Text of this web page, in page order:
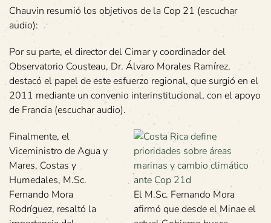
Chauvin resumió los objetivos de la Cop 21 (escuchar
audio):
Por su parte, el director del Cimar y coordinador del
Observatorio Cousteau, Dr. Álvaro Morales Ramírez,
destacó el papel de este esfuerzo regional, que surgió en el
2011 mediante un convenio interinstitucional, con el apoyo
de Francia (escuchar audio).
El M.Sc. Fernando Mora
afirmó que desde el Minae el
Finalmente, el
Viceministro de Agua y
Mares, Costas y
Humedales, M.Sc.
Fernando Mora
Rodríguez, resaltó la